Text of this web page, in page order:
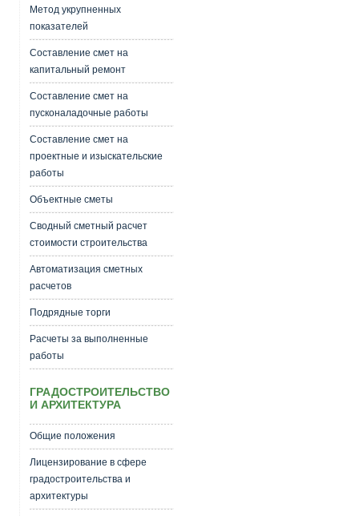
Метод укрупненных
показателей
Составление смет на
капитальный ремонт
Составление смет на
пусконаладочные работы
Составление смет на
проектные и изыскательские
работы
Объектные сметы
Сводный сметный расчет
стоимости строительства
Автоматизация сметных
расчетов
Подрядные торги
Расчеты за выполненные
работы
ГРАДОСТРОИТЕЛЬСТВО
И АРХИТЕКТУРА
Общие положения
Лицензирование в сфере
градостроительства и
архитектуры